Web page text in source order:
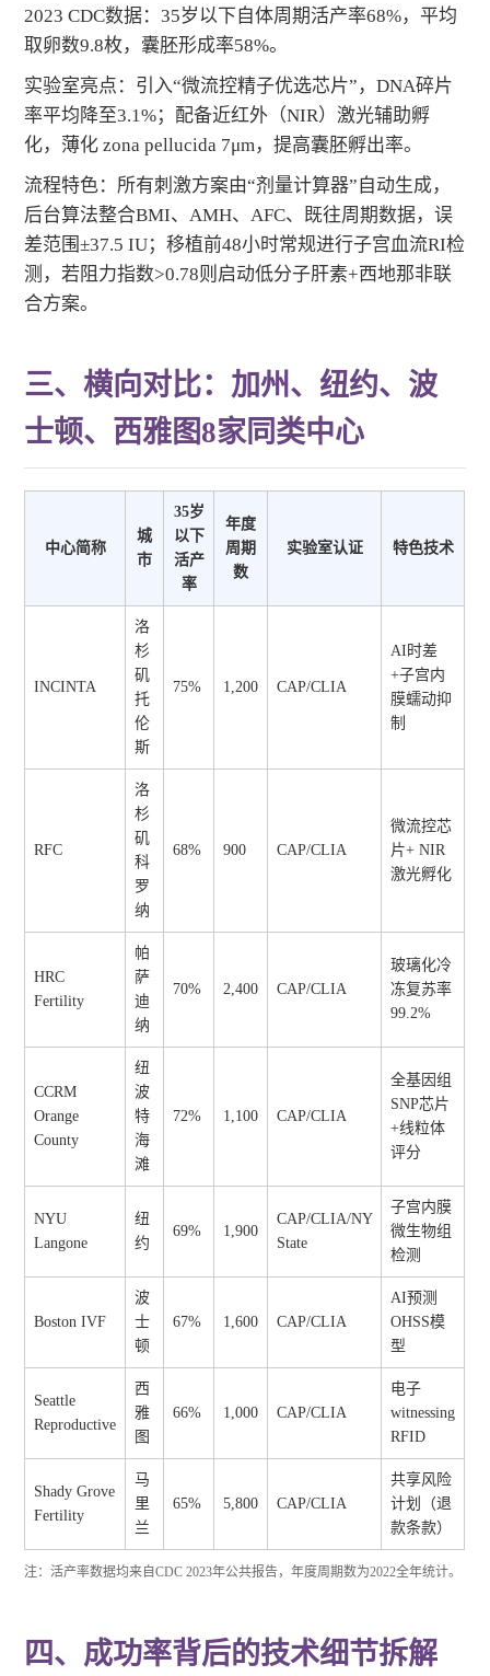
2023 CDC数据：35岁以下自体周期活产率68%，平均
取卵数9.8枚，囊胚形成率58%。
实验室亮点：引入“微流控精子优选芯片”，DNA碎片
率平均降至3.1%；配备近红外（NIR）激光辅助孵
化，薄化 zona pellucida 7μm，提高囊胚孵出率。
流程特色：所有刺激方案由“剂量计算器”自动生成，
后台算法整合BMI、AMH、AFC、既往周期数据，误
差范围±37.5 IU；移植前48小时常规进行子宫血流RI检
测，若阻力指数>0.78则启动低分子肝素+西地那非联
合方案。
三、横向对比：加州、纽约、波
士顿、西雅图8家同类中心
中心简称
城
市
35岁
以下
活产
率
年度
周期
数
实验室认证 特色技术
INCINTA
洛
杉
矶
托
伦
斯
75% 1,200 CAP/CLIA
AI时差
+子宫内
膜蠕动抑
制
RFC
洛
杉
矶
科
罗
纳
68% 900 CAP/CLIA
微流控芯
片+ NIR
激光孵化
HRC
Fertility
帕
萨
迪
纳
70% 2,400 CAP/CLIA
玻璃化冷
冻复苏率
99.2%
CCRM
Orange
County
纽
波
特
海
滩
72% 1,100 CAP/CLIA
全基因组
SNP芯片
+线粒体
评分
NYU
Langone
纽
约
69% 1,900
CAP/CLIA/NY
State
子宫内膜
微生物组
检测
Boston IVF
波
士
顿
67% 1,600 CAP/CLIA
AI预测
OHSS模
型
Seattle
Reproductive
西
雅
图
66% 1,000 CAP/CLIA
电子
witnessing
RFID
Shady Grove
Fertility
马
里
兰
65% 5,800 CAP/CLIA
共享风险
计划（退
款条款）
注：活产率数据均来自CDC 2023年公共报告，年度周期数为2022全年统计。
四、成功率背后的技术细节拆解